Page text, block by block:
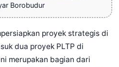
Borobudur
proyek strategis di
dua proyek PLTP di
merupakan bagian dari